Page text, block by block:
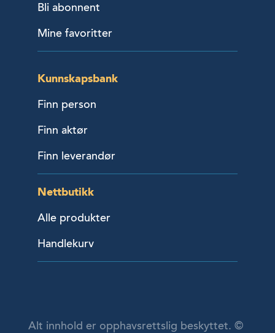
Bli abonnent
Mine favoritter
Kunnskapsbank
Finn person
Finn aktør
Finn leverandør
Nettbutikk
Alle produkter
Handlekurv
Alt innhold er opphavsrettslig beskyttet. ©